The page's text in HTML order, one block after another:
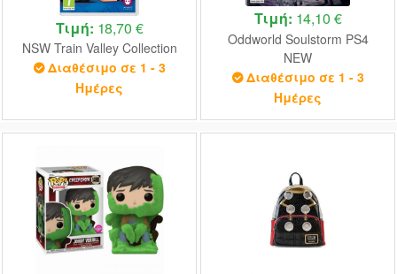
Τιμή: 18,70 €
NSW Train Valley Collection
Διαθέσιμο σε 1 - 3
Ημέρες
Τιμή: 14,10 €
Oddworld Soulstorm PS4
NEW
Διαθέσιμο σε 1 - 3
Ημέρες